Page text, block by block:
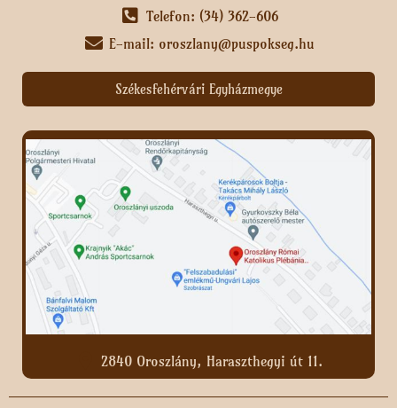
Telefon: (34) 362-606
E-mail: oroszlany@puspokseg.hu
Székesfehérvári Egyházmegye
2840 Oroszlány, Haraszthegyi út 11.